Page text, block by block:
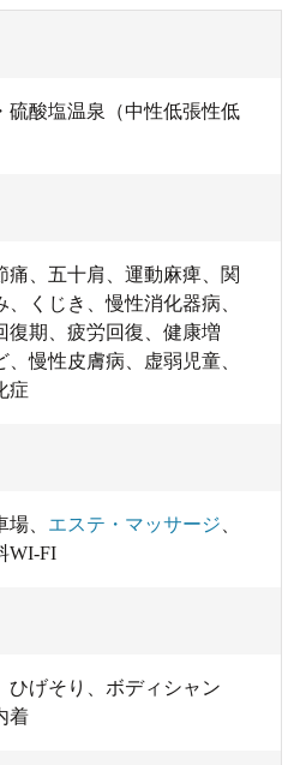
硫酸塩温泉（中性低張性低
痛、五十肩、運動麻痺、関
くじき、慢性消化器病、
復期、疲労回復、健康増
慢性皮膚病、虚弱児童、
症
場 エステ・マッサージ
WI-FI
ひげそり
ボディシャン
着